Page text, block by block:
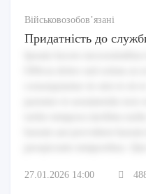
Військовозобов’язані
Придатність до
27.01.2026 14:00